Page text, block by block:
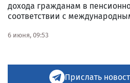
дохода гражданам в
соответствии с
6 июня, 09:53
Прислать